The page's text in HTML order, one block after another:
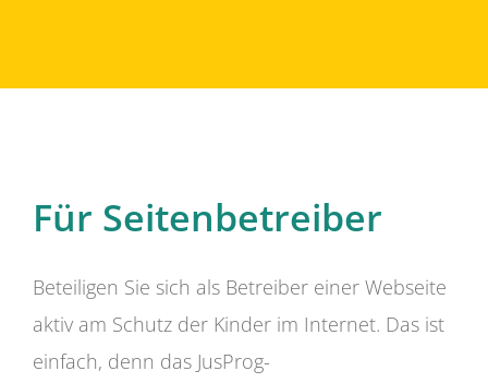
Für Seitenbetreiber
Beteiligen Sie sich als Betreiber einer Webseite
aktiv am Schutz der Kinder im Internet. Das ist
einfach, denn das JusProg-